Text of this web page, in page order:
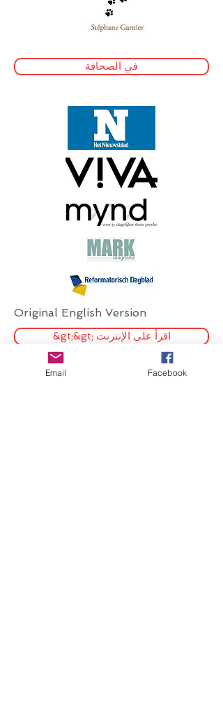
في الصحافة
Original English Version
&gt;&gt; اقرأ على الإنترنت
Email Facebook